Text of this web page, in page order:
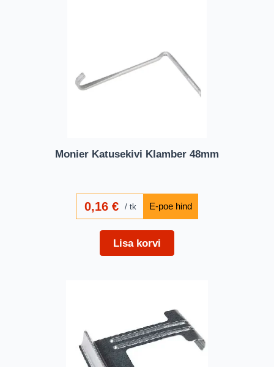
Monier Katusekivi Klamber 48mm
0,16€ tk
Lisa korvi